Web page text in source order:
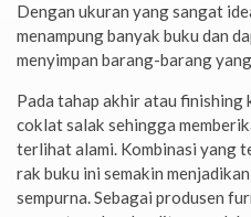
Dengan ukuran yang sangat
menampung banyak buku dan
menyimpan barang-barang
Pada tahap akhir atau finishing
coklat salak sehingga
terlihat alami. Kombinasi yang
rak buku ini semakin
sempurna. Sebagai produsen